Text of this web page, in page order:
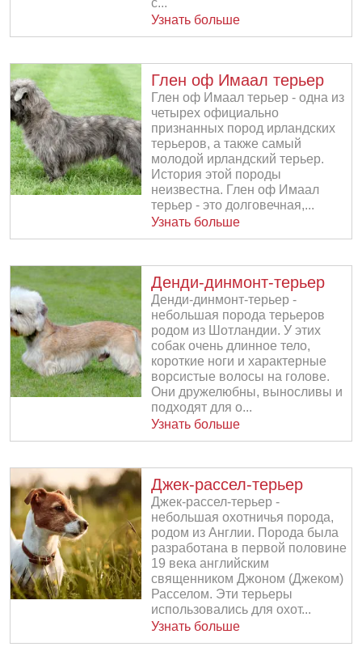
с...
Узнать больше
Глен оф Имаал терьер
Глен оф Имаал терьер - одна из
четырех официально
признанных пород ирландских
терьеров, а также самый
молодой ирландский терьер.
История этой породы
неизвестна. Глен оф Имаал
терьер - это долговечная,...
Узнать больше
Денди-динмонт-терьер
Денди-динмонт-терьер -
небольшая порода терьеров
родом из Шотландии. У этих
собак очень длинное тело,
короткие ноги и характерные
ворсистые волосы на голове.
Они дружелюбны, выносливы и
подходят для о...
Узнать больше
Джек-рассел-терьер
Джек-рассел-терьер -
небольшая охотничья порода,
родом из Англии. Порода была
разработана в первой половине
19 века английским
священником Джоном (Джеком)
Расселом. Эти терьеры
использовались для охот...
Узнать больше